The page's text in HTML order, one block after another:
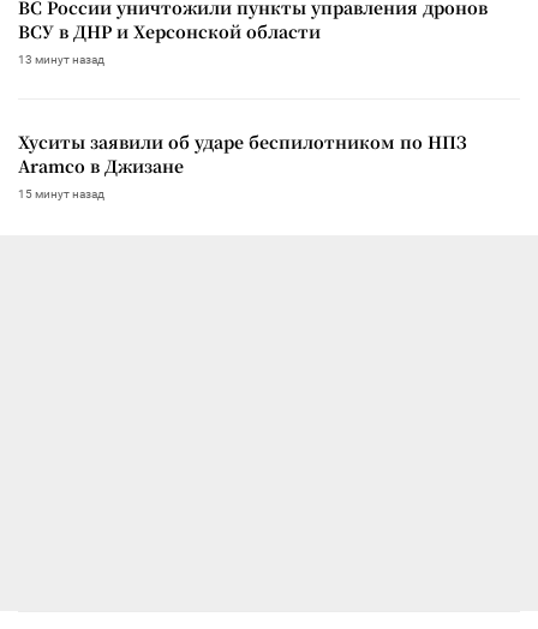
ВС России уничтожили пункты управления дронов
ВСУ в ДНР и Херсонской области
13 минут назад
Хуситы заявили об ударе беспилотником по НПЗ
Aramco в Джизане
15 минут назад